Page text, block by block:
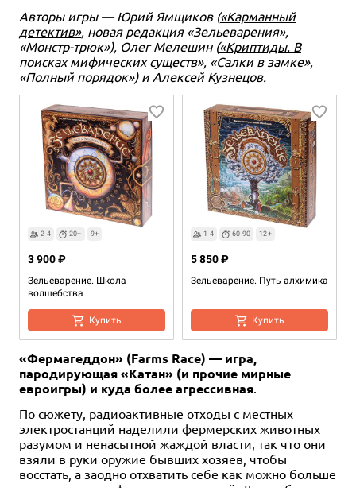
Авторы игры — Юрий Ямщиков («Карманный
детектив», новая редакция «Зельеварения»,
«Монстр-трюк»), Олег Мелешин («Криптиды. В
поисках мифических существ», «Салки в замке»,
«Полный порядок») и Алексей Кузнецов.
2-4 20+ 9+
Зельеварение. Школа
волшебства
3 900 ₽
Купить
1-4 60-90 12+
Зельеварение. Путь алхимика
5 850 ₽
Купить
2-4 45-60 10+ 2-5 30 6+
2-4 20 5+
«Фермагеддон» (Farms Race) — игра,
пародирующая «Катан» (и прочие мирные
евроигры) и куда более агрессивная.
По сюжету, радиоактивные отходы с местных
электростанций наделили фермерских животных
разумом и ненасытной жаждой власти, так что они
взяли в руки оружие бывших хозяев, чтобы
восстать, а заодно отхватить себе как можно больше